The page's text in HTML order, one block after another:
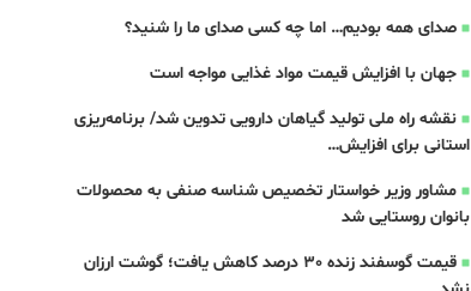
صدای همه بودیم… اما چه کسی صدای ما را شنید؟
جهان با افزایش قیمت مواد غذایی مواجه است
نقشه راه ملی تولید گیاهان دارویی تدوین شد/ برنامه‌ریزی
استانی برای افزایش…
مشاور وزیر خواستار تخصیص شناسه صنفی به محصولات
بانوان روستایی شد
قیمت گوسفند زنده 30 درصد کاهش یافت؛ گوشت ارزان